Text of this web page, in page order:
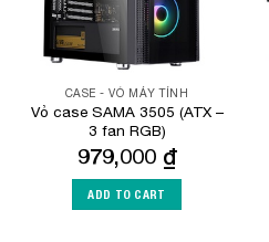
CASE - VỎ MÁY TÍNH
Vỏ case SAMA 3505 (ATX –
3 fan RGB)
979,000 ₫
ADD TO CART